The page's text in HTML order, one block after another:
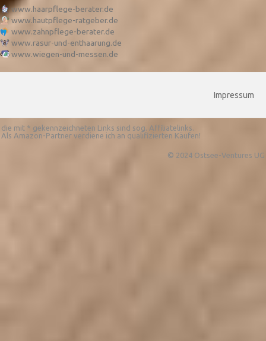
www.haarpflege-berater.de
www.hautpflege-ratgeber.de
www.zahnpflege-berater.de
www.rasur-und-enthaarung.de
www.wiegen-und-messen.de
Impressum
die mit * gekennzeichneten Links sind sog. Affiliatelinks.
Als Amazon-Partner verdiene ich an qualifizierten Käufen!
© 2024 Ostsee-Ventures UG